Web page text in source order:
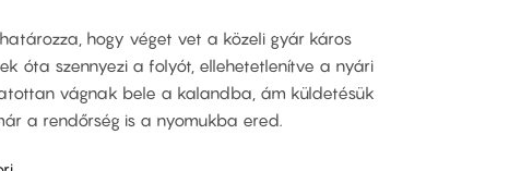
hogy véget vet a közeli gyár káros
óta szennyezi a folyót, ellehetetlenítve a nyári
vágnak bele a kalandba, ám küldetésük
a rendőrség is a nyomukba ered.